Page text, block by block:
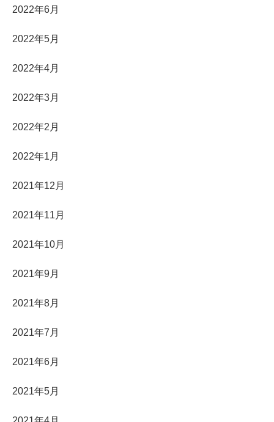
2022年6月
2022年5月
2022年4月
2022年3月
2022年2月
2022年1月
2021年12月
2021年11月
2021年10月
2021年9月
2021年8月
2021年7月
2021年6月
2021年5月